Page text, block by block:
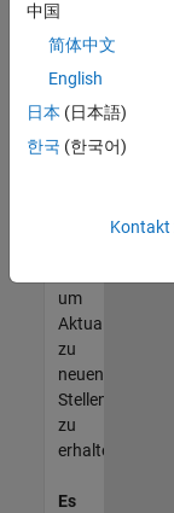
können,
die
Ihren
entsprechen,
werden
unseres
um
Aktualisierungen
zu
neuen
zu
erhalten.
Es
中国
简体中文
English
日本 (日本語)
한국 (한국어)
Kontakt